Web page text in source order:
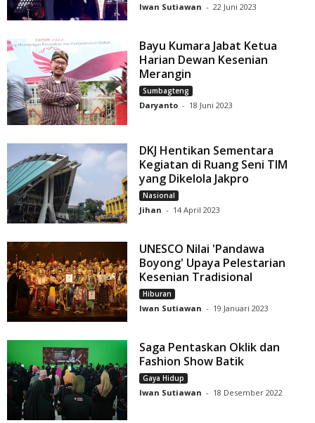
Iwan Sutiawan - 22 Juni 2023
Bayu Kumara Jabat Ketua
Harian Dewan Kesenian
Merangin
Sumbagteng
Daryanto - 18 Juni 2023
DKJ Hentikan Sementara
Kegiatan di Ruang Seni TIM
yang Dikelola Jakpro
Nasional
Jihan - 14 April 2023
UNESCO Nilai 'Pandawa
Boyong' Upaya Pelestarian
Kesenian Tradisional
Hiburan
Iwan Sutiawan - 19 Januari 2023
Saga Pentaskan Oklik dan
Fashion Show Batik
Gaya Hidup
Iwan Sutiawan - 18 Desember 2022